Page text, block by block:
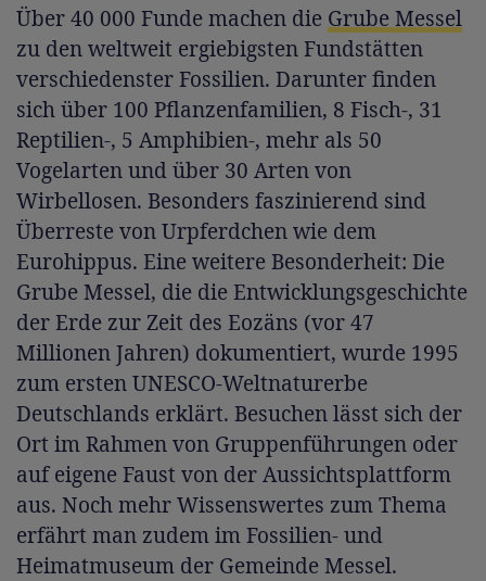
Über 40 000 Funde machen die Grube Messel
zu den weltweit ergiebigsten Fundstätten
verschiedenster Fossilien. Darunter finden
sich über 100 Pflanzenfamilien, 8 Fisch-, 31
Reptilien-, 5 Amphibien-, mehr als 50
Vogelarten und über 30 Arten von
Wirbellosen. Besonders faszinierend sind
Überreste von Urpferdchen wie dem
Eurohippus. Eine weitere Besonderheit: Die
Grube Messel, die die Entwicklungsgeschichte
der Erde zur Zeit des Eozäns (vor 47
Millionen Jahren) dokumentiert, wurde 1995
zum ersten UNESCO-Weltnaturerbe
Deutschlands erklärt. Besuchen lässt sich der
Ort im Rahmen von Gruppenführungen oder
auf eigene Faust von der Aussichtsplattform
aus. Noch mehr Wissenswertes zum Thema
erfährt man zudem im Fossilien- und
Heimatmuseum der Gemeinde Messel.